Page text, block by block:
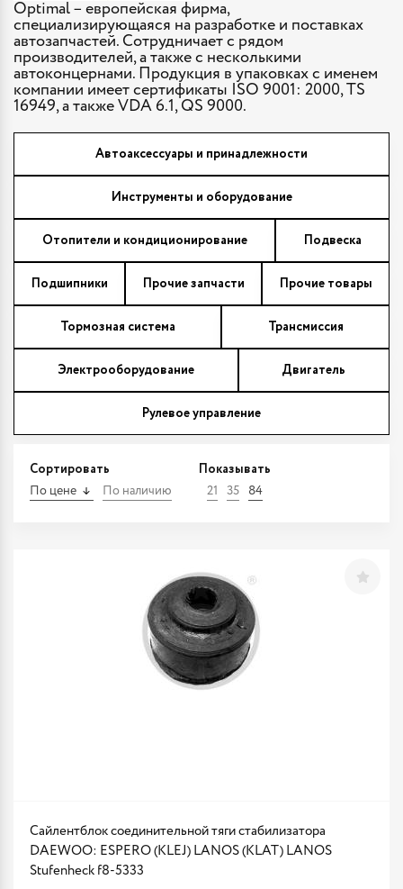
Optimal – европейская фирма,
специализирующаяся на разработке и поставках
автозапчастей. Сотрудничает с рядом
производителей, а также с несколькими
автоконцернами. Продукция в упаковках с именем
компании имеет сертификаты ISO 9001: 2000, TS
16949, а также VDA 6.1, QS 9000.
Автоаксессуары и принадлежности
Инструменты и оборудование
Отопители и кондиционирование Подвеска
Подшипники Прочие запчасти Прочие товары
Тормозная система Трансмиссия
Электрооборудование Двигатель
Рулевое управление
Сортировать
По цене По наличию
Показывать
21 35 84
Сайлентблок соединительной тяги стабилизатора
DAEWOO: ESPERO (KLEJ) LANOS (KLAT) LANOS
Stufenheck f8-5333